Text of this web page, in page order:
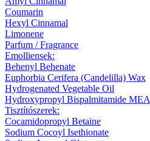
Coumarin
Hexyl Cinnamal
Limonene
Parfum / Fragrance
Emolliensek:
Behenyl Behenate
Euphorbia Cerifera (Candelilla) Wax
Hydrogenated Vegetable Oil
Hydroxypropyl Bispalmitamide MEA
Tisztítószerek:
Cocamidopropyl Betaine
Sodium Cocoyl Isethionate